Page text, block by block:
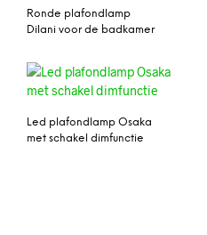
Ronde plafondlamp
Dilani voor de badkamer
Led plafondlamp Osaka
met schakel dimfunctie